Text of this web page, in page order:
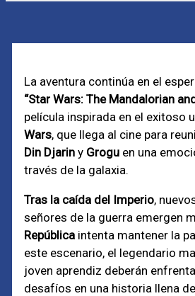
La aventura continúa en el
“Star Wars: The Mandalorian
película inspirada en el exitoso
Wars, que llega al cine para
Din Djarin y Grogu en una
través de la galaxia.
Tras la caída del Imperio,
señores de la guerra emergen
República intenta mantener la
este escenario, el legendario
joven aprendiz deberán
desafíos en una historia llena de